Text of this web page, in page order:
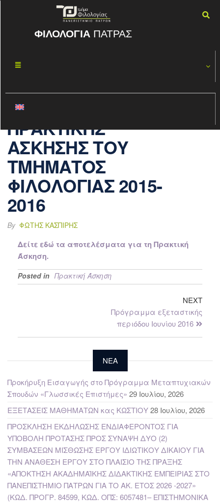
ΦΙΛΟΛΟΓΙΑ ΠΑΤΡΑΣ
29
ΓΙΑ ΕΝΤΑΞΗ
ΣΤΟ ΠΡΟΓΡΑΜΜΑ
ΠΡΑΚΤΙΚΗΣ
ΑΣΚΗΣΗΣ ΤΟΥ
ΤΜΗΜΑΤΟΣ
ΦΙΛΟΛΟΓΙΑΣ 2015-
2016
By ΦΏΤΗΣ ΚΑΣΠΊΡΗΣ
Δείτε εδώ τα αποτελέσματα για τη Πρακτική
Άσκηση.
Posted in Πρακτική Άσκηση
NEXT
Πρόγραμμα εξεταστικής
περιόδου Ιουνίου 2016
NEA
Προκήρυξη Εισαγωγής στο Πρόγραμμα Μεταπτυχιακών
Σπουδών «Γλωσσικές Επιστήμες» 29 Ιουλίου, 2026
ΕΞΕΤΑΣΕΙΣ ΜΑΘΗΜΑΤΩΝ κας ΚΩΣΤΙΟΥ28 Ιουλίου, 2026
ΠΡΟΣΚΛΗΣΗ ΕΚΔΗΛΩΣΗΣ ΕΝΔΙΑΦΕΡΟΝΤΟΣ ΓΙΑ
ΥΠΟΒΟΛΗ ΠΡΟΤΑΣΗΣ ΠΡΟΣ ΣΥΝΑΨΗ ΔΥΟ (2)
ΣΥΜΒΑΣΕΩΝ ΜΙΣΘΩΣΗΣ ΕΡΓΟΥ ΙΔΙΩΤΙΚΟΥ ΔΙΚΑΙΟΥ ΓΙΑ
ΤΗΝ ΑΝΑΘΕΣΗ ΕΡΓΟΥ ΣΤΟ ΠΛΑΙΣΙΟ ΤΗΣ ΠΡΑΞΗΣ
«ΑΠΟΚΤΗΣΗ ΑΚΑΔΗΜΑΪΚΗΣ ΔΙΔΑΚΤΙΚΗΣ ΕΜΠΕΙΡΙΑΣ ΣΤΟ
ΠΑΝΕΠΙΣΤΗΜΙΟ ΠΑΤΡΩΝ ΓΙΑ ΤΟ ΑΚ. ΕΤΟΣ 2026 -2027»
(ΚΩΔ. ΠΡΟΓΡ. 84599, ΚΩΔ. ΟΠΣ: 6057481– ΕΠΙΣΤΗΜΟΝΙΚΑ